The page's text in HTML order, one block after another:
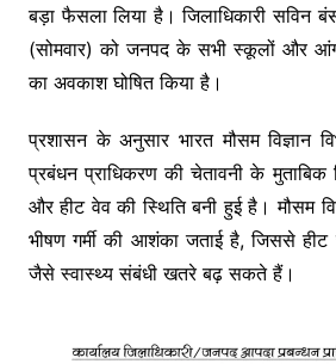
बड़ा फैसला लिया है। जिलाधिकारीसविन
(सोमवार) को जनपद के सभी स्कूलों और
का अवकाश घोषित किया है।
प्रशासन के अनुसार भारत मौसम विज्ञान
प्रबंधन प्राधिकरण की चेतावनी के मुताबिक
और हीट वेव की स्थिति बनी हुई है। मौसम
भीषण गर्मी की आशंका जताई है, जिससे
जैसे स्वास्थ्य संबंधी खतरे बढ़ सकते हैं।